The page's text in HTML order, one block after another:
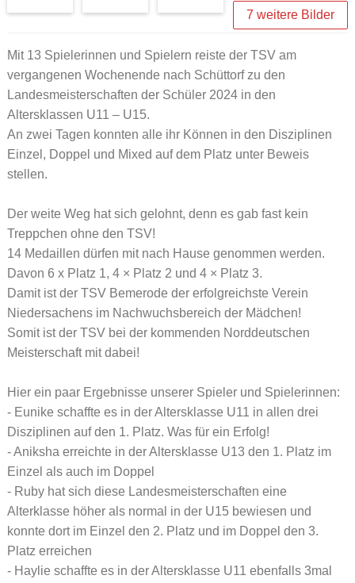
7 weitere Bilder
Mit 13 Spielerinnen und Spielern reiste der TSV am
vergangenen Wochenende nach Schüttorf zu den
Landesmeisterschaften der Schüler 2024 in den
Altersklassen U11 – U15.
An zwei Tagen konnten alle ihr Können in den Disziplinen
Einzel, Doppel und Mixed auf dem Platz unter Beweis
stellen.
Der weite Weg hat sich gelohnt, denn es gab fast kein
Treppchen ohne den TSV!
14 Medaillen dürfen mit nach Hause genommen werden.
Davon 6 x Platz 1, 4 × Platz 2 und 4 × Platz 3.
Damit ist der TSV Bemerode der erfolgreichste Verein
Niedersachens im Nachwuchsbereich der Mädchen!
Somit ist der TSV bei der kommenden Norddeutschen
Meisterschaft mit dabei!
Hier ein paar Ergebnisse unserer Spieler und Spielerinnen:
- Eunike schaffte es in der Altersklasse U11 in allen drei
Disziplinen auf den 1. Platz. Was für ein Erfolg!
- Aniksha erreichte in der Altersklasse U13 den 1. Platz im
Einzel als auch im Doppel
- Ruby hat sich diese Landesmeisterschaften eine
Alterklasse höher als normal in der U15 bewiesen und
konnte dort im Einzel den 2. Platz und im Doppel den 3.
Platz erreichen
- Haylie schaffte es in der Altersklasse U11 ebenfalls 3mal